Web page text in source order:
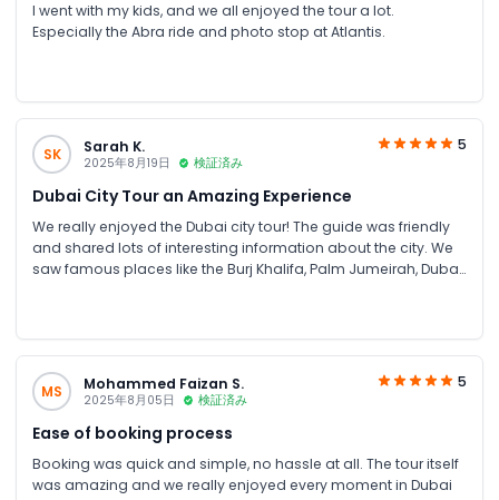
I went with my kids, and we all enjoyed the tour a lot.
Especially the Abra ride and photo stop at Atlantis.
SK Sarah K.
2025年8月19日 検証済み
5
Dubai City Tour an Amazing Experience
We really enjoyed the Dubai city tour! The guide was friendly
and shared lots of interesting information about the city. We
saw famous places like the Burj Khalifa, Palm Jumeirah, Dubai
MS Mohammed Faizan S.
2025年8月05日 検証済み
5
Ease of booking process
Booking was quick and simple, no hassle at all. The tour itself
was amazing and we really enjoyed every moment in Dubai